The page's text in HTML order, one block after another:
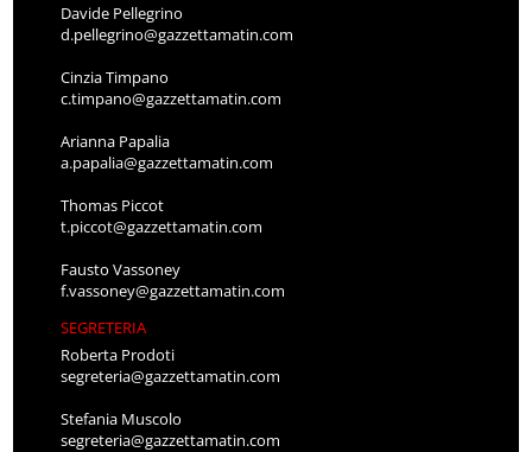
Davide Pellegrino
d.pellegrino@gazzettamatin.com
Cinzia Timpano
c.timpano@gazzettamatin.com
Arianna Papalia
a.papalia@gazzettamatin.com
Thomas Piccot
t.piccot@gazzettamatin.com
Fausto Vassoney
f.vassoney@gazzettamatin.com
SEGRETERIA
Roberta Prodoti
segreteria@gazzettamatin.com
Stefania Muscolo
segreteria@gazzettamatin.com